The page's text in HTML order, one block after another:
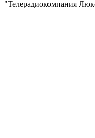
"Телерадиокомпания